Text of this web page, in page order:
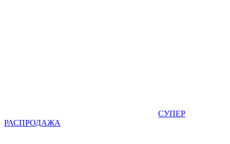
СУПЕР
РАСПРОДАЖА